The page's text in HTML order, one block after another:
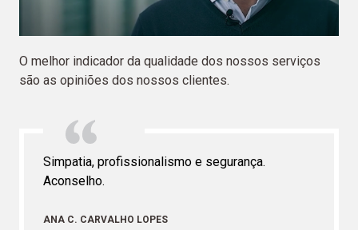
O melhor indicador da qualidade dos nossos serviços
são as opiniões dos nossos clientes.
Simpatia, profissionalismo e segurança.
Aconselho.
ANA C. CARVALHO LOPES